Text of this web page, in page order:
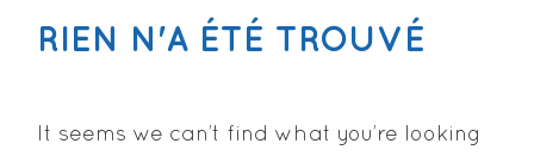
RIEN N'A ÉTÉ TROUVÉ
It seems we can’t find what you’re looking